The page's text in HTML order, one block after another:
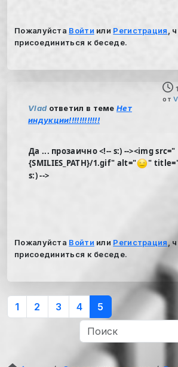
Пожалуйста Войти или Регистрация
,
присоединиться к беседе.
от
Vladответил в темеНет
индукции!!!!!!!!!!!!
Да ... прозаично <!-- s:) --><img src="
{SMILIES_PATH}/1.gif" alt="
"
s:) -->
Пожалуйста Войти или Регистрация
,
присоединиться к беседе.
1 2 3 4 5